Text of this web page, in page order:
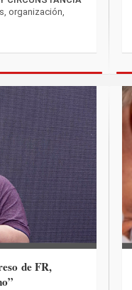
organización,
de FR,